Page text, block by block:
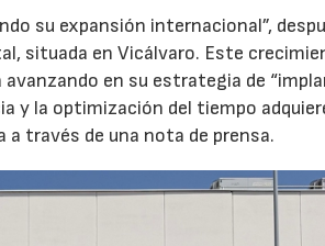
su expansión internacional”,
situada en Vicálvaro. Este
en su estrategia de
y la optimización del tiempo
a través de una nota de prensa.